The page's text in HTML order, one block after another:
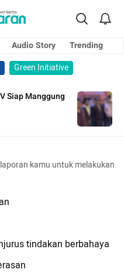
Audio Story
Trending
Green Initiative
Siap Manggung
kamu untuk melakukan
tindakan berbahaya